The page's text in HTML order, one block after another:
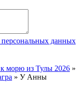
персональных данных
морю из Тулы 2026 »
» У Анны